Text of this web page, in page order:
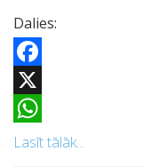
Dalies:
Facebook
X
WhatsApp
Lasīt tālāk...